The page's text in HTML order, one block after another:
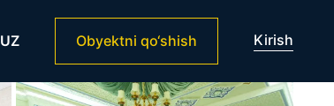
UZ Obyektni qo‘shish Kirish